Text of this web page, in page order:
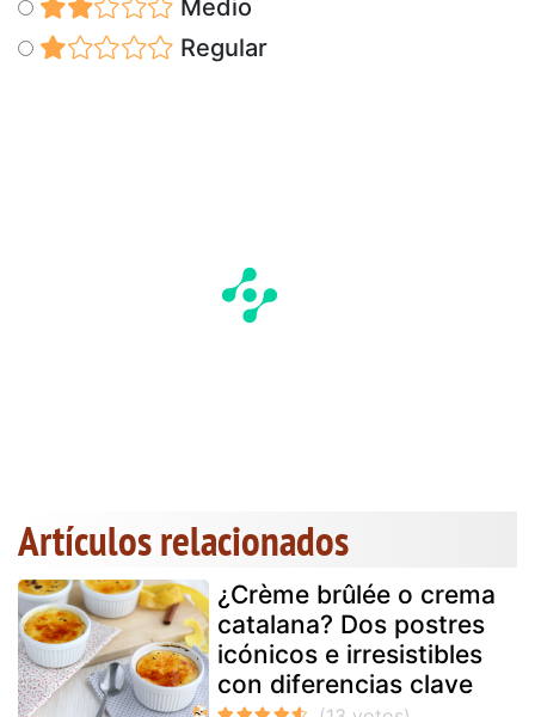
Medio
Regular
Artículos relacionados
¿Crème brûlée o crema
catalana? Dos postres
icónicos e irresistibles
con diferencias clave